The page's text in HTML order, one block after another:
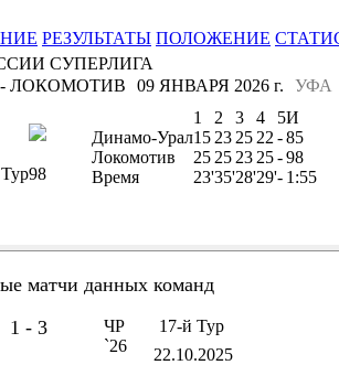
РЕЗУЛЬТАТЫ ПОЛОЖЕНИЕ
СУПЕРЛИГА
ЛОКОМОТИВ
УФА
09 ЯНВАРЯ 2026 г.
98
1 2 3 4 5И
Динамо-Урал15 23 25 22 -85
Локомотив
25 25 23 25-98
Время
23'35'28'29'- 1:55
матчи данных команд
1 - 3
ЧР
`26
17-й Тур
22.10.2025